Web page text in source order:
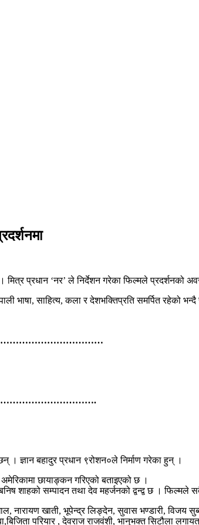
प्रधान ‘नर’ ले निर्देशन गरेका फिल्मले प्रदर्शनको
भाषा, साहित्य, कला र देशभक्तिप्रति समर्पित रहेको
। ज्ञान बहादुर प्रधान ९रोशन०ले निर्माण गरेका हुन् ।
छायाङ्कन गरिएको बताइएको छ ।
शाहको सम्पादन तथा देव महर्जनको द्वन्द्व छ ।
नारायण खाती, भूपेन्द्र लिङ्देन, सुवास भण्डारी, विजय
परियार , देवराज राजवंशी, भानुभक्त सिटौला